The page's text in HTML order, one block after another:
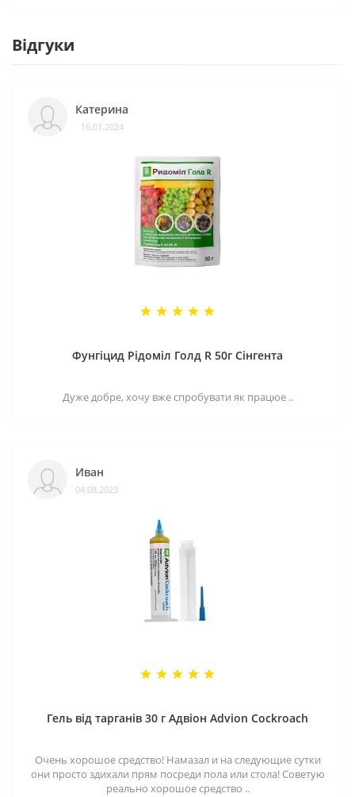
Відгуки
Катерина
16.01.2024
Фунгіцид Рідоміл Голд R 50г Сінгента
Дуже добре, хочу вже спробувати як працюе ..
Иван
04.08.2023
Гель від тарганів 30 г Адвіон Advion Cockroach
Очень хорошое средство! Намазал и на следующие сутки
они просто здихали прям посреди пола или стола! Советую
реально хорошое средство ..